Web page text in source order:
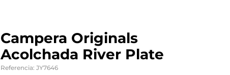
Campera Originals
Acolchada River Plate
Referencia: JY7646